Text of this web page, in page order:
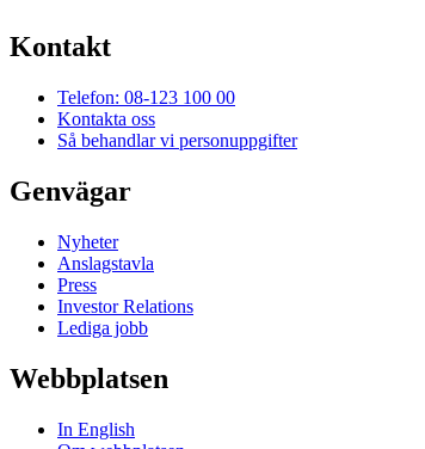
Kontakt
Telefon: 08-123 100 00
Kontakta oss
Så behandlar vi personuppgifter
Genvägar
Nyheter
Anslagstavla
Press
Investor Relations
Lediga jobb
Webbplatsen
In English